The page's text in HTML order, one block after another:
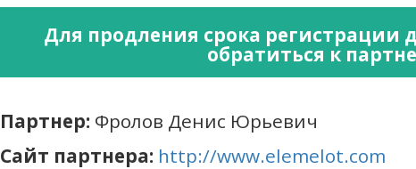
Для продления срока регистрации
обратиться к
Партнер: Фролов Денис Юрьевич
Сайт партнера: http://www.elemelot.com